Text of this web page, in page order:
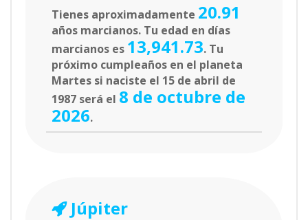
Tienes aproximadamente 20.91
años marcianos. Tu edad en días
marcianos es 13,941.73. Tu
próximo cumpleaños en el planeta
Martes si naciste el 15 de abril de
1987 será el 8 de octubre de
2026.
Júpiter